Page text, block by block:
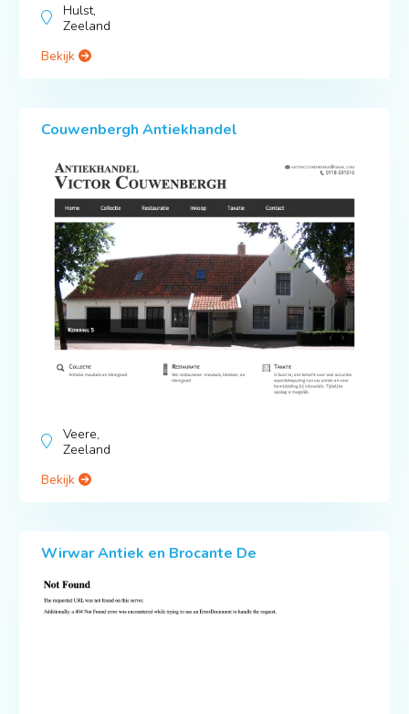
Hulst,
Zeeland
Bekijk
Couwenbergh Antiekhandel
Veere,
Zeeland
Bekijk
Wirwar Antiek en Brocante De